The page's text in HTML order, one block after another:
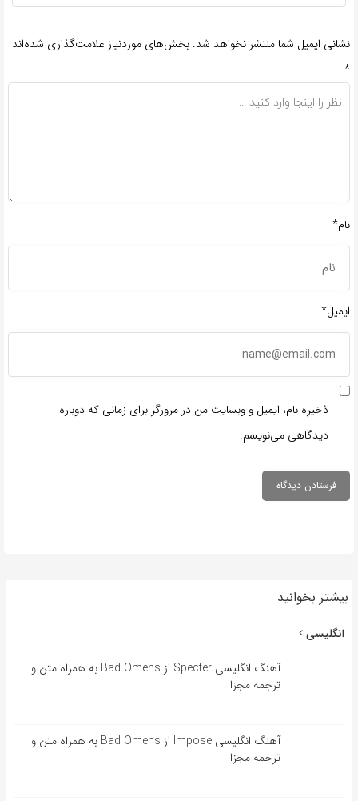
نشانی ایمیل شما منتشر نخواهد شد. بخش‌های موردنیاز علامت‌گذاری شده‌اند
*
نام*
ایمیل*
ذخیره نام، ایمیل و وبسایت من در مرورگر برای زمانی که دوباره
دیدگاهی می‌نویسم.
بیشتر بخوانید
انگلیسی
آهنگ انگلیسی Specter از Bad Omens به همراه متن و
ترجمه مجزا
آهنگ انگلیسی Impose از Bad Omens به همراه متن و
ترجمه مجزا